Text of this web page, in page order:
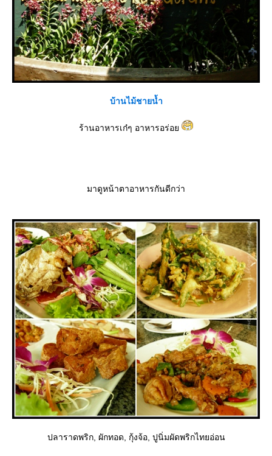
บ้านไม้ชายน้ำ
ร้านอาหารเก๋ๆ อาหารอร่อ
มาดูหน้าตาอาหารกันดีกว่า
ปลาราดพริก, ผักทอด, กุ้งจ้อ, ปูนิ่มผัดพริกไทยอ่อน